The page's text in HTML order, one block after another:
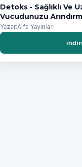
Detoks - Sağlıklı Ve
Vucudunuzu
Reid
Yazar:Alfa Yayınları